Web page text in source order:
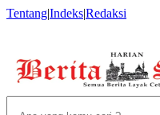
Tentang|Indeks|Redaksi